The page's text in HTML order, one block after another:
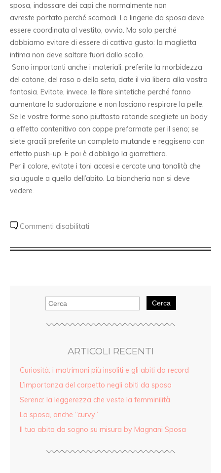
sposa, indossare dei capi che normalmente non
avreste portato perché scomodi. La lingerie da sposa deve
essere coordinata al vestito, ovvio. Ma solo perché
dobbiamo evitare di essere di cattivo gusto: la maglietta
intima non deve saltare fuori dallo scollo.
Sono importanti anche i materiali: preferite la morbidezza
del cotone, del raso o della seta, date il via libera alla vostra
fantasia. Evitate, invece, le fibre sintetiche perché fanno
aumentare la sudorazione e non lasciano respirare la pelle.
Se le vostre forme sono piuttosto rotonde scegliete un body
a effetto contenitivo con coppe preformate per il seno; se
siete gracili preferite un completo mutande e reggiseno con
effetto push-up. E poi è d’obbligo la giarrettiera.
Per il colore, evitate i toni accesi e cercate una tonalità che
sia uguale a quello dell’abito. La biancheria non si deve
vedere.
Commenti disabilitati
Cerca
ARTICOLI RECENTI
Curiosità: i matrimoni più insoliti e gli abiti da record
L’importanza del corpetto negli abiti da sposa
Serena: la leggerezza che veste la femminilità
La sposa, anche “curvy”
Il tuo abito da sogno su misura by Magnani Sposa